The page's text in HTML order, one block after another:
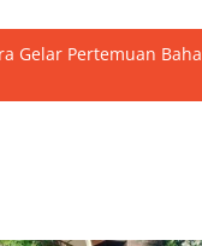
Gelar Pertemuan